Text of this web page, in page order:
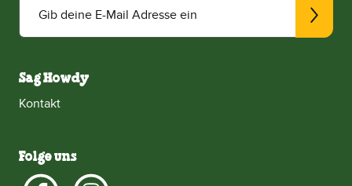
Gib deine E-Mail Adresse ein
Sag Howdy
Kontakt
Folge uns